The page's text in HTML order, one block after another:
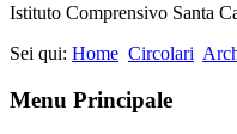
Istituto Comprensivo Santa
Sei qui: Home Circolari
Menu Principale